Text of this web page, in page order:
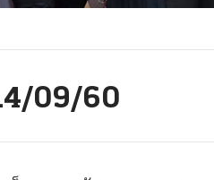
09/60